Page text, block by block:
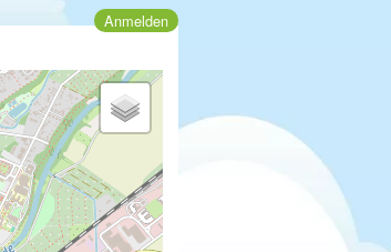
Anmelden